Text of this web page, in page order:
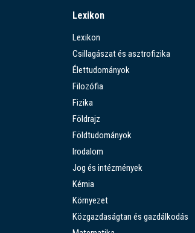
Lexikon
Lexikon
Csillagászat és asztrofizika
Élettudományok
Filozófia
Fizika
Földrajz
Földtudományok
Irodalom
Jog és intézmények
Kémia
Környezet
Közgazdaságtan és gazdálkodás